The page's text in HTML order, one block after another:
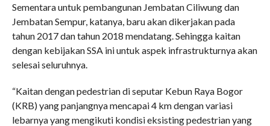
Sementara untuk pembangunan Jembatan Ciliwung dan
Jembatan Sempur, katanya, baru akan dikerjakan pada
tahun 2017 dan tahun 2018 mendatang. Sehingga kaitan
dengan kebijakan SSA ini untuk aspek infrastrukturnya akan
selesai seluruhnya.
“Kaitan dengan pedestrian di seputar Kebun Raya Bogor
(KRB) yang panjangnya mencapai 4 km dengan variasi
lebarnya yang mengikuti kondisi eksisting pedestrian yang